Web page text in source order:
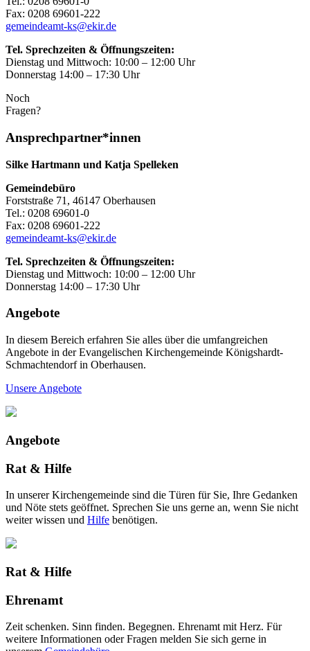
Fax: 0208 69601-222
gemeindeamt-ks@ekir.de
Tel. Sprechzeiten & Öffnungszeiten:
Dienstag und Mittwoch: 10:00 – 12:00 Uhr
Donnerstag 14:00 – 17:30 Uhr
Noch
Fragen?
Ansprechpartner*innen
Silke Hartmann und Katja Spelleken
Gemeindebüro
Forststraße 71, 46147 Oberhausen
Tel.: 0208 69601-0
Fax: 0208 69601-222
gemeindeamt-ks@ekir.de
Tel. Sprechzeiten & Öffnungszeiten:
Dienstag und Mittwoch: 10:00 – 12:00 Uhr
Donnerstag 14:00 – 17:30 Uhr
Angebote
In diesem Bereich erfahren Sie alles über die umfangreichen
Angebote in der Evangelischen Kirchengemeinde Königshardt-
Schmachtendorf in Oberhausen.
Unsere Angebote
Angebote
Rat & Hilfe
In unserer Kirchengemeinde sind die Türen für Sie, Ihre Gedanken
und Nöte stets geöffnet. Sprechen Sie uns gerne an, wenn Sie nicht
weiter wissen und Hilfe benötigen.
Rat & Hilfe
Ehrenamt
Zeit schenken. Sinn finden. Begegnen. Ehrenamt mit Herz. Für
weitere Informationen oder Fragen melden Sie sich gerne in